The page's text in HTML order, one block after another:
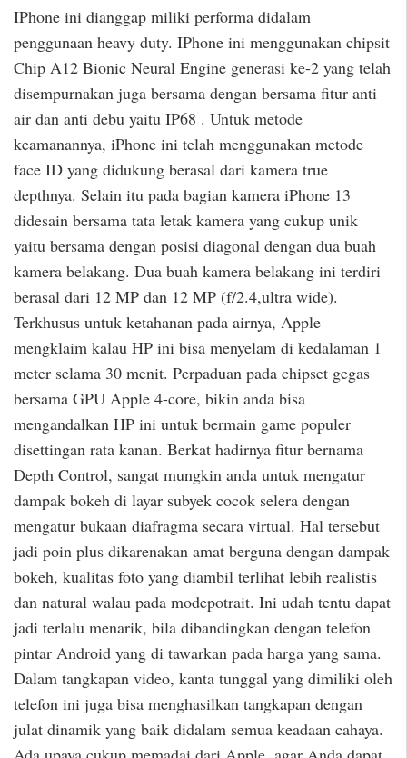
IPhone ini dianggap miliki performa didalam
penggunaan heavy duty. IPhone ini menggunakan chipsit
Chip A12 Bionic Neural Engine generasi ke-2 yang telah
disempurnakan juga bersama dengan bersama fitur anti
air dan anti debu yaitu IP68 . Untuk metode
keamanannya, iPhone ini telah menggunakan metode
face ID yang didukung berasal dari kamera true
depthnya. Selain itu pada bagian kamera iPhone 13
didesain bersama tata letak kamera yang cukup unik
yaitu bersama dengan posisi diagonal dengan dua buah
kamera belakang. Dua buah kamera belakang ini terdiri
berasal dari 12 MP dan 12 MP (f/2.4,ultra wide).
Terkhusus untuk ketahanan pada airnya, Apple
mengklaim kalau HP ini bisa menyelam di kedalaman 1
meter selama 30 menit. Perpaduan pada chipset gegas
bersama GPU Apple 4-core, bikin anda bisa
mengandalkan HP ini untuk bermain game populer
disettingan rata kanan. Berkat hadirnya fitur bernama
Depth Control, sangat mungkin anda untuk mengatur
dampak bokeh di layar subyek cocok selera dengan
mengatur bukaan diafragma secara virtual. Hal tersebut
jadi poin plus dikarenakan amat berguna dengan dampak
bokeh, kualitas foto yang diambil terlihat lebih realistis
dan natural walau pada modepotrait. Ini udah tentu dapat
jadi terlalu menarik, bila dibandingkan dengan telefon
pintar Android yang di tawarkan pada harga yang sama.
Dalam tangkapan video, kanta tunggal yang dimiliki oleh
telefon ini juga bisa menghasilkan tangkapan dengan
julat dinamik yang baik didalam semua keadaan cahaya.